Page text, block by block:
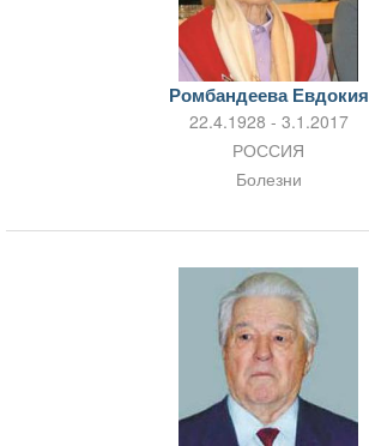
Ромбандеева Евдокия
22.4.1928 - 3.1.2017
РОССИЯ
Болезни